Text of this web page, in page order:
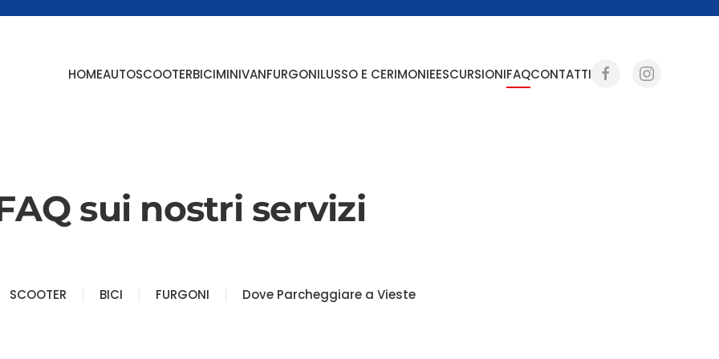
HOMEAUTOSCOOTERBICIMINIVANFURGONILUSSO E CERIMONIEESCURSIONIFAQCONTATTI
sui nostri servizi
SCOOTER BICI FURGONI Dove Parcheggiare a Vieste